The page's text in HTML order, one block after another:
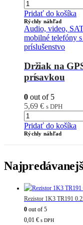
Pridať do košíka
Rýchly náhľad
Audio, video, SAT
mobilné telefóny
príslušenstvo
Držiak na
prísavkou
0 out of 5
5,69 € s DPH
Pridať do košíka
Rýchly náhľad
Rezistor 1K3 TR191
0 out of 5
0,01 € s DPH